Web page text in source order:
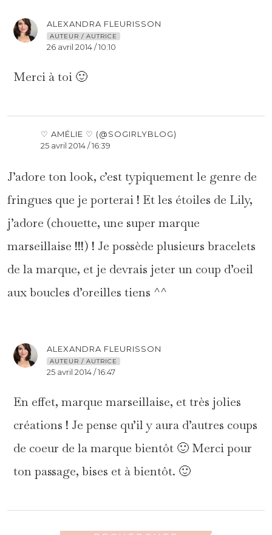
ALEXANDRA FLEURISSON
AUTEUR / AUTRICE
26 avril 2014 / 10:10
Merci à toi 🙂
♡ AMÉLIE ♡ (@SOGIRLYBLOG)
25 avril 2014 / 16:39
J’adore ton look, c’est typiquement le genre de
fringues que je porterai ! Et les étoiles de Lily,
j’adore (chouette, une super marque
marseillaise !!!) ! Je possède plusieurs bracelets
de la marque, et je devrais jeter un coup d’oeil
aux boucles d’oreilles tiens ^^
ALEXANDRA FLEURISSON
AUTEUR / AUTRICE
25 avril 2014 / 16:47
En effet, marque marseillaise, et très jolies
créations ! Je pense qu’il y aura d’autres coups
de coeur de la marque bientôt 🙂 Merci pour
ton passage, bises et à bientôt. 🙂